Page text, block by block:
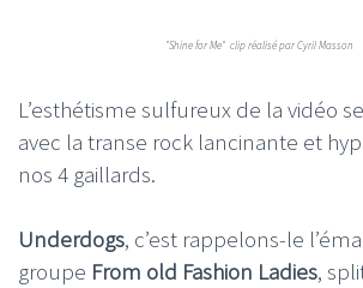
"Shine for Me" clip réalisé par Cyril Masson
L’esthétisme sulfureux de la vidéo
avec la transe rock lancinante et
nos 4 gaillards.
Underdogs, c’est rappelons-le
groupe From old Fashion Ladies,